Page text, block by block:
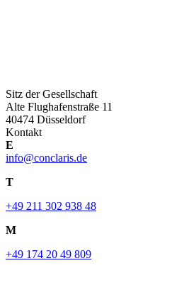
Sitz der Gesellschaft
Alte Flughafenstraße 11
40474 Düsseldorf
Kontakt
E
info@conclaris.de
T
+49 211 302 938 48
M
+49 174 20 49 809